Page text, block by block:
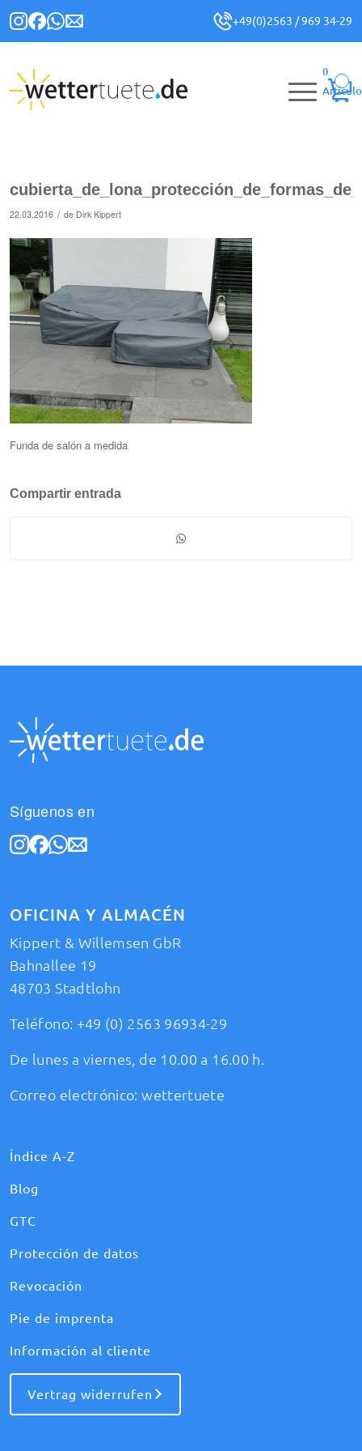
+49(0)2563 / 969 34-29
0
Artículo
22.03.2016 / de Dirk Kippert
Funda de salón a medida
Compartir entrada
Síguenos en
OFICINA Y ALMACÉN
Kippert & Willemsen GbR
Bahnallee 19
48703 Stadtlohn
Teléfono: +49 (0) 2563 96934-29
De lunes a viernes, de 10.00 a 16.00 h.
Correo electrónico:wettertuete
Índice A-Z
Blog
GTC
Protección de datos
Revocación
Pie de imprenta
Información al cliente
Vertrag widerrufen